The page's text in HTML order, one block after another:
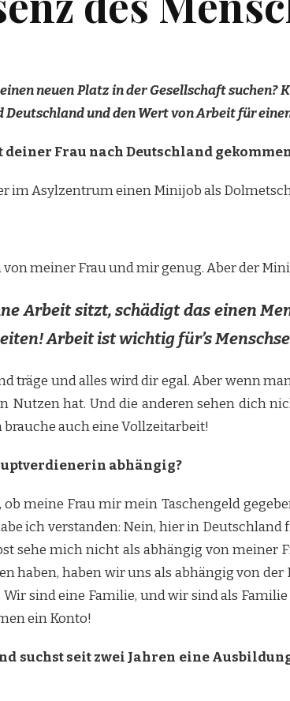
neuen Platz in der Gesellschaft suchen?
und den Wert von Arbeit für
Frau nach Deutschland
im Asylzentrum einen Minijob als
meiner Frau und mir genug. Aber der
Arbeit sitzt, schädigt das einen
Arbeit ist wichtig für’s
träge und alles wird dir egal. Aber wenn
Nutzen hat. Und die anderen sehen dich
auch eine Vollzeitarbeit!
abhängig?
meine Frau mir mein Taschengeld
ich verstanden: Nein, hier in
sehe mich nicht als abhängig von meiner
haben, haben wir uns als abhängig von
sind eine Familie, und wir sind als
ein Konto!
suchst seit zwei Jahren eine